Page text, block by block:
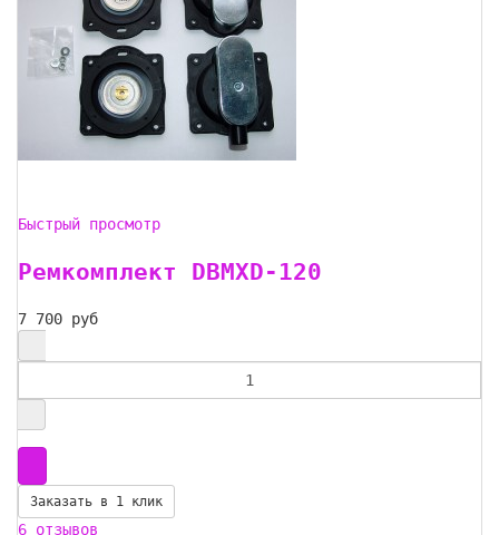
Быстрый просмотр
Ремкомплект DBMXD-120
7 700 руб
Заказать в 1 клик
6 отзывов